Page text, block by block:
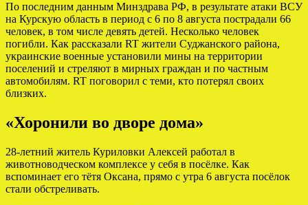
По последним данным Минздрава РФ, в результате атаки ВСУ
на Курскую область в период с 6 по 8 августа пострадали 66
человек, в том числе девять детей. Несколько человек
погибли. Как рассказали RT жители Суджанского района,
украинские военные установили мины на территории
поселений и стреляют в мирных граждан и по частным
автомобилям. RT поговорил с теми, кто потерял своих
близких.
«Хоронили во дворе дома»
28-летний житель Куриловки Алексей работал в
животноводческом комплексе у себя в посёлке. Как
вспоминает его тётя Оксана, прямо с утра 6 августа посёлок
стали обстреливать.